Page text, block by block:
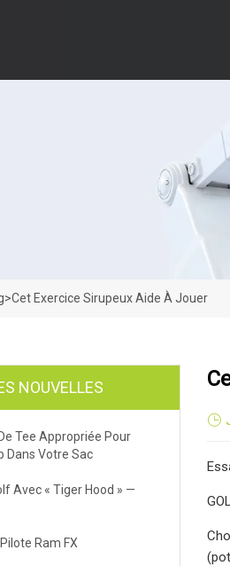
>Cet Exercice Sirupeux Aide À Jouer
NOUVELLES
Tee Appropriée Pour
Dans Votre Sac
Avec « Tiger Hood » —
Ram FX